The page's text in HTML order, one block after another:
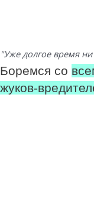
"Уже долгое время
Боремся со
жуков-